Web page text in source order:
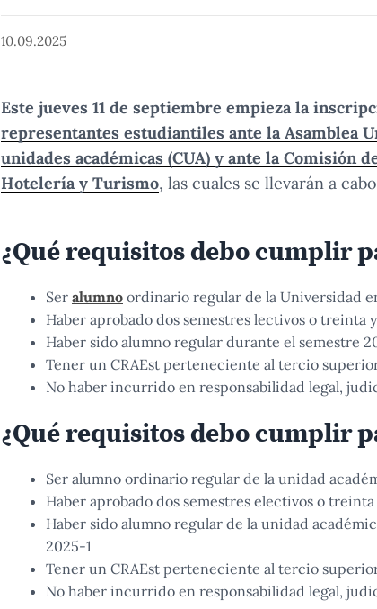
10.09.2025
Este jueves 11 de septiembre empieza la
representantes estudiantiles ante la Asamblea
unidades académicas (CUA) y ante la Comisión
Hotelería y Turismo, las cuales se llevarán a
¿Qué requisitos debo cumplir
Ser alumno ordinario regular de la Universidad
Haber aprobado dos semestres lectivos o treinta
Haber sido alumno regular durante el semestre
Tener un CRAEst perteneciente al tercio
No haber incurrido en responsabilidad legal,
¿Qué requisitos debo cumplir
Ser alumno ordinario regular de la unidad
Haber aprobado dos semestres electivos o
Haber sido alumno regular de la unidad
2025-1
Tener un CRAEst perteneciente al tercio
No haber incurrido en responsabilidad legal,